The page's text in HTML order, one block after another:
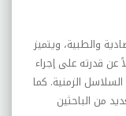
والطبية، ويتميز
عن قدرته على إجراء
الزمنية. كما
من الباحثين